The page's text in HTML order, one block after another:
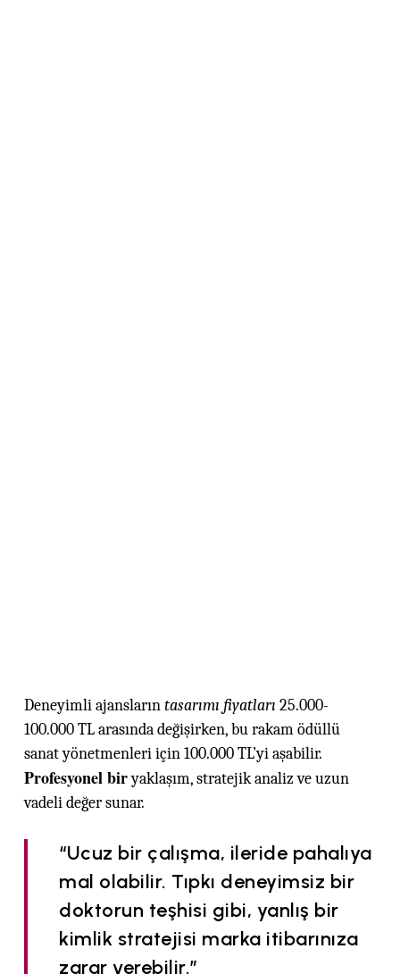
Deneyimli ajanslarıntasarımı fiyatları 25.000-
100.000 TL arasında değişirken, bu rakam ödüllü
sanat yönetmenleri için 100.000 TL’yi aşabilir.
Profesyonel biryaklaşım, stratejik analiz ve uzun
vadeli değer sunar.
“Ucuz bir çalışma, ileride pahalıya
mal olabilir. Tıpkı deneyimsiz bir
doktorun teşhisi gibi, yanlış bir
kimlik stratejisi marka itibarınıza
zarar verebilir.”